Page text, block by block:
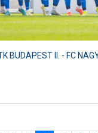
BUDAPEST II. - FC